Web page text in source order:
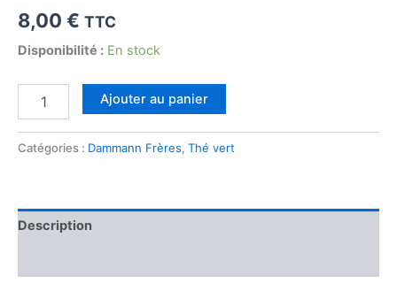
8,00 € TTC
Disponibilité : En stock
the
Ajouter au panier
Catégories : Dammann Frères, Thé vert
Description